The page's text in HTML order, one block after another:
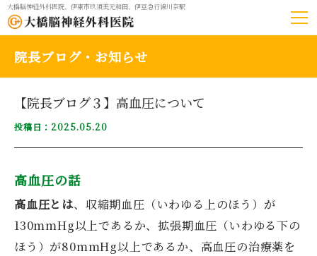
大橋脳神経外科医院、伊東市玖須美元和田、伊豆急行線川奈駅
院長ブログ・お知らせ
【院長ブログ３】高血圧について
投稿日：2025.05.20
高血圧の話
高血圧とは、収縮期血圧（いわゆる上のほう）が
130mmHg以上であるか、拡張期血圧（いわゆる下の
ほう）が80mmHg以上であるか、高血圧の治療薬を